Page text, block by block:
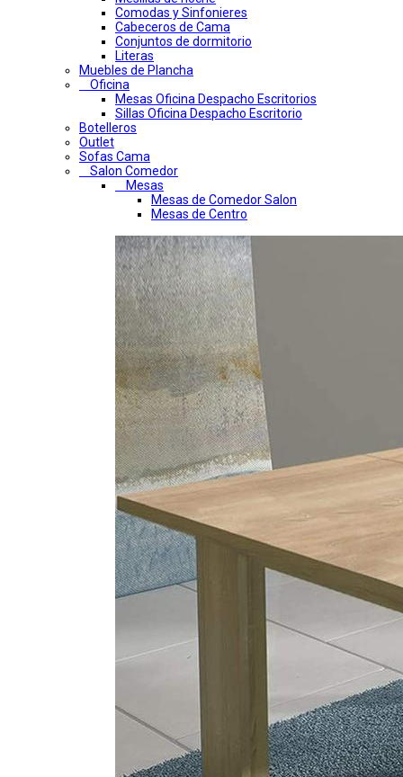
Comodas y Sinfonieres
Cabeceros de Cama
Conjuntos de dormitorio
Literas
Muebles de Plancha
Oficina
Mesas Oficina Despacho Escritorios
Sillas Oficina Despacho Escritorio
Botelleros
Outlet
Sofas Cama
Salon Comedor
Mesas
Mesas de Comedor Salon
Mesas de Centro